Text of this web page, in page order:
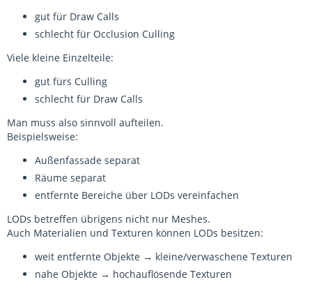
gut für Draw Calls
schlecht für Occlusion Culling
Viele kleine Einzelteile:
gut fürs Culling
schlecht für Draw Calls
Man muss also sinnvoll aufteilen.
Beispielsweise:
Außenfassade separat
Räume separat
entfernte Bereiche über LODs vereinfachen
LODs betreffen übrigens nicht nur Meshes.
Auch Materialien und Texturen können LODs besitzen:
weit entfernte Objekte → kleine/verwaschene Texturen
nahe Objekte → hochauflösende Texturen